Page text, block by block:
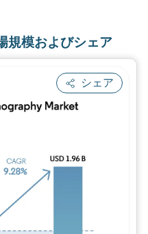
規模およびシェア
シェア